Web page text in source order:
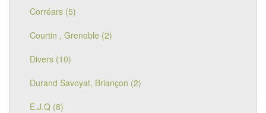
Corréars (5)
Courtin , Grenoble (2)
Divers (10)
Durand Savoyat, Briançon (2)
E.J.Q (8)